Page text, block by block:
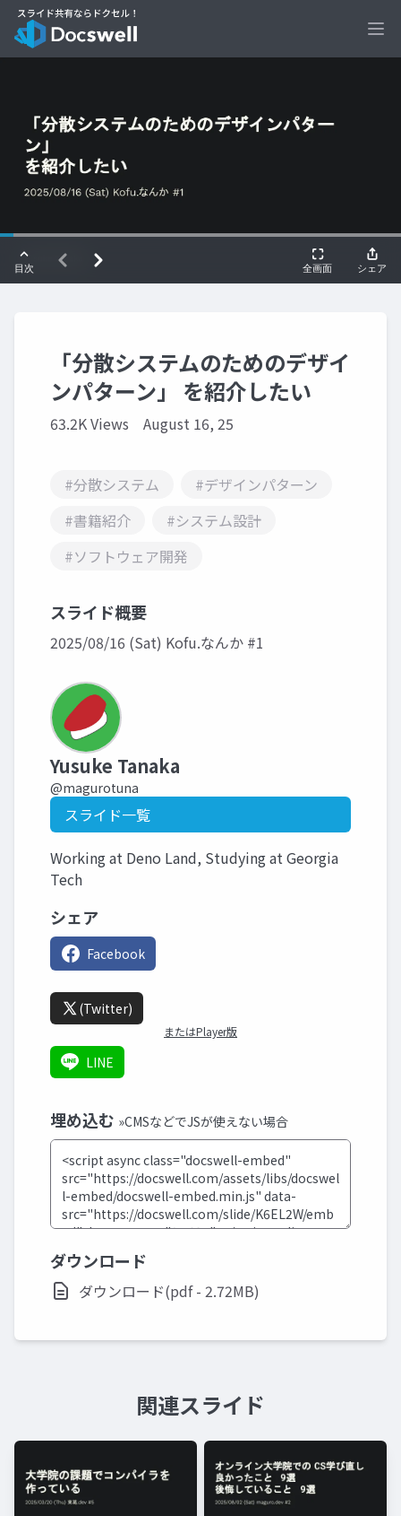
「分散システムのためのデザイ
ンパターン」 を紹介したい
63.2K Views August 16, 25
#分散システム
#デザインパターン
#書籍紹介
#システム設計
#ソフトウェア開発
スライド概要
2025/08/16 (Sat) Kofu.なんか #1
Yusuke Tanaka
@magurotuna
スライド一覧
Working at Deno Land, Studying at Georgia
Tech
シェア
Facebook
(Twitter)
またはPlayer版
LINE
埋め込む »CMSなどでJSが使えない場合
ダウンロード
ダウンロード(pdf - 2.72MB)
関連スライド